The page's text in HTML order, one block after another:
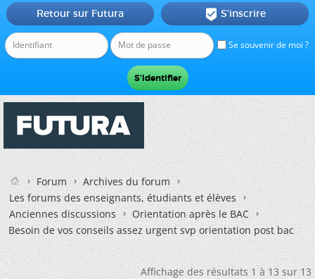
Se souvenir de moi ?
Retour sur Futura  S'inscrire
Forum
Archives du forum
Les forums des enseignants, étudiants et élèves
Anciennes discussions
Orientation après le BAC
Besoin de vos conseils assez urgent svp orientation post bac
Affichage des résultats 1 à 13 sur 13